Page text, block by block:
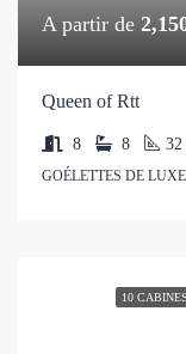
A partir de
Queen of Rtt
8 8 32
GOÉLETTES DE
10